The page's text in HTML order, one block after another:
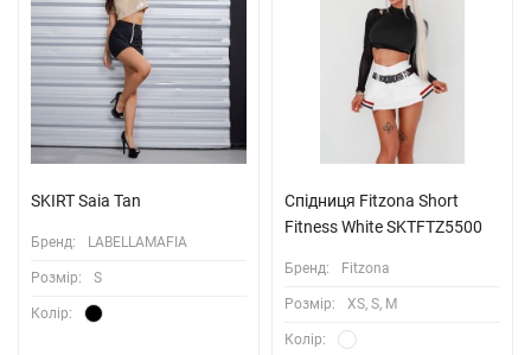
SKIRT Saia Tan
Бренд: LABELLAMAFIA
Розмiр: S
Колiр:
Спідниця Fitzona Short
Fitness White SKTFTZ5500
Бренд: Fitzona
Розмiр: XS, S, M
Колiр: